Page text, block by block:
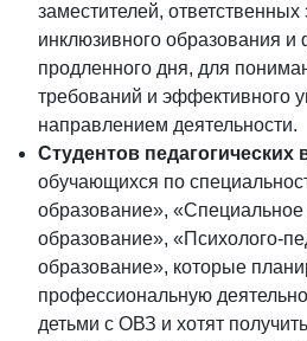
заместителей,
инклюзивного образования и
продленного дня, для
требований и эффективного
направлением деятельности.
Студентов педагогических
обучающихся по
образование», «Специальное
образование», «Психолого-
образование», которые
профессиональную
детьми с ОВЗ и хотят